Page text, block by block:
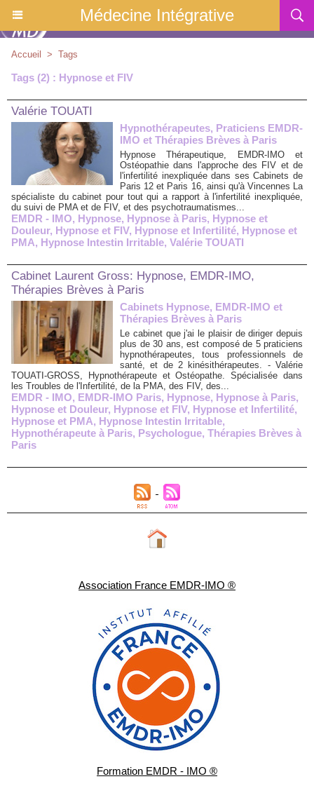
Médecine Intégrative
Association France EMDR-IMO ®
Formation EMDR - IMO ®
Accueil > Tags
Tags (2) : Hypnose et FIV
Valérie TOUATI
Hypnothérapeutes, Praticiens EMDR-
IMO et Thérapies Brèves à Paris
Hypnose Thérapeutique, EMDR-IMO et
Ostéopathie dans l'approche des FIV et de
l'infertilité inexpliquée dans ses Cabinets de
Paris 12 et Paris 16, ainsi qu'à Vincennes La
spécialiste du cabinet pour tout qui a rapport à l'infertilité inexpliquée,
du suivi de PMA et de FIV, et des psychotraumatismes...
EMDR - IMO, Hypnose, Hypnose à Paris, Hypnose et
Douleur, Hypnose et FIV, Hypnose et Infertilité, Hypnose et
PMA, Hypnose Intestin Irritable, Valérie TOUATI
Cabinet Laurent Gross: Hypnose, EMDR-IMO,
Thérapies Brèves à Paris
Cabinets Hypnose, EMDR-IMO et
Thérapies Brèves à Paris
Le cabinet que j'ai le plaisir de diriger depuis
plus de 30 ans, est composé de 5 praticiens
hypnothérapeutes, tous professionnels de
santé, et de 2 kinésithérapeutes. - Valérie
TOUATI-GROSS, Hypnothérapeute et Ostéopathe. Spécialisée dans
les Troubles de l'Infertilité, de la PMA, des FIV, des...
EMDR - IMO, EMDR-IMO Paris, Hypnose, Hypnose à Paris,
Hypnose et Douleur, Hypnose et FIV, Hypnose et Infertilité,
Hypnose et PMA, Hypnose Intestin Irritable,
Hypnothérapeute à Paris, Psychologue, Thérapies Brèves à
Paris